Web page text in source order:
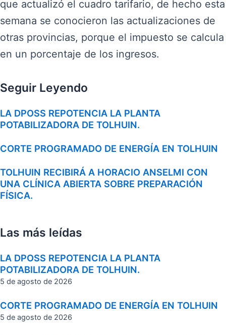
que actualizó el cuadro tarifario, de hecho esta
semana se conocieron las actualizaciones de
otras provincias, porque el impuesto se calcula
en un porcentaje de los ingresos.
Seguir Leyendo
LA DPOSS REPOTENCIA LA PLANTA
POTABILIZADORA DE TOLHUIN.
CORTE PROGRAMADO DE ENERGÍA EN TOLHUIN
TOLHUIN RECIBIRÁ A HORACIO ANSELMI CON
UNA CLÍNICA ABIERTA SOBRE PREPARACIÓN
FÍSICA.
Las más leídas
LA DPOSS REPOTENCIA LA PLANTA
POTABILIZADORA DE TOLHUIN.
5 de agosto de 2026
CORTE PROGRAMADO DE ENERGÍA EN TOLHUIN
5 de agosto de 2026